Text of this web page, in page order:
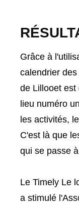
Grâce à
calendrier
de Lillooet est
lieu numéro
les activités,
C'est là que
qui se passe
Le Timely Le
a stimulé